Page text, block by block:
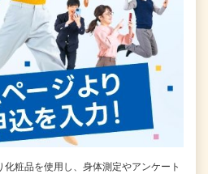
化粧品を使用し、身体測定やアンケート